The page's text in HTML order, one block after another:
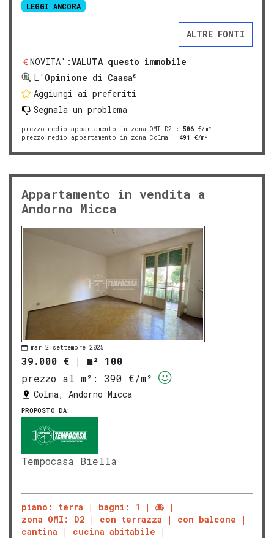
LEGGI ANCORA
ALTRE FONTI
NOVITA':VALUTA questo immobile
L' Opinione di Caasa®
Aggiungi ai preferiti
Segnala un problema
prezzo medio appartamento in zona OMI D2 : 506 €/m²
prezzo medio appartamento in zona Colma : 491 €/m²
Appartamento in vendita a
Andorno Micca
mar 2 settembre 2025
39.000 € | m² 100
prezzo al m²:
390 €/m²
Colma, Andorno Micca
PROPOSTO DA:
Tempocasa Biella
piano: terra
bagni: 1
zona OMI: D2
con terrazza
con balcone
cantina
cucina abitabile